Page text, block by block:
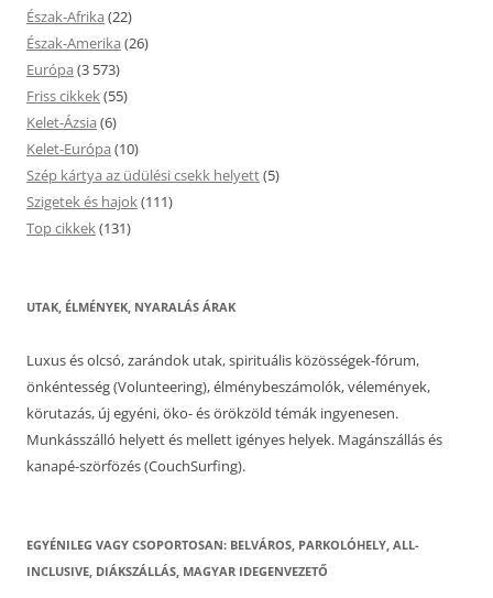
Észak-Afrika (22)
Észak-Amerika (26)
Európa (3 573)
Friss cikkek(55)
Kelet-Ázsia (6)
Kelet-Európa (10)
Szép kártya az üdülési csekk helyett(5)
Szigetek és hajok(111)
Top cikkek(131)
UTAK, ÉLMÉNYEK, NYARALÁS ÁRAK
Luxus és olcsó, zarándok utak, spirituális közösségek-fórum,
önkéntesség (Volunteering), élménybeszámolók, vélemények,
körutazás, új egyéni, öko- és örökzöld témák ingyenesen.
Munkásszálló helyett és mellett igényes helyek. Magánszállás és
kanapé-szörfözés (CouchSurfing).
EGYÉNILEG VAGY CSOPORTOSAN: BELVÁROS, PARKOLÓHELY, ALL-
INCLUSIVE, DIÁKSZÁLLÁS, MAGYAR IDEGENVEZETŐ